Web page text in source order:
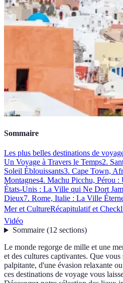
Sommaire
Les plus belles destinations de
Un Voyage à Travers le Temps2.
Soleil Éblouissants3. Cape Town,
Montagnes4. Machu Picchu, Pérou :
États-Unis : La Ville qui Ne Dort
Dieux7. Rome, Italie : La Ville
Mer et CultureRécapitulatif et
Vidéo
Sommaire(12 sections)
Le monde regorge de mille et une
et des cultures captivantes. Que
palpitante, d'une évasion relaxante
ces destinations de voyage vous